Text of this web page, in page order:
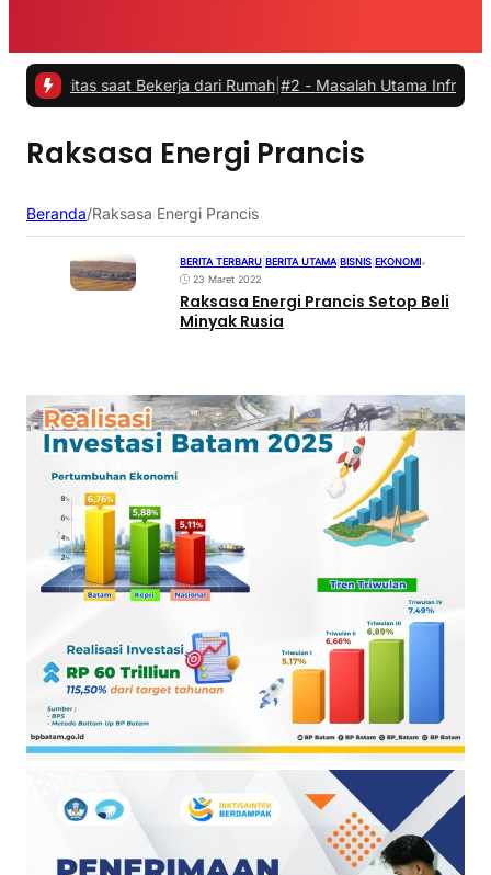
saat Bekerja dari Rumah |#2 -Masalah Utama Infrastruktur
Raksasa Energi Prancis
Beranda/Raksasa Energi Prancis
BERITA TERBARU BERITA UTAMA BISNIS EKONOMI•
23 Maret 2022
Raksasa Energi Prancis Setop Beli
Minyak Rusia